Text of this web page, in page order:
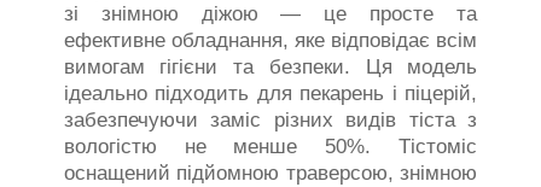
зі знімною діжою — це просте та
ефективне обладнання, яке відповідає всім
вимогам гігієни та безпеки. Ця модель
ідеально підходить для пекарень і піцерій,
забезпечуючи заміс різних видів тіста з
вологістю не менше 50%. Тістоміс
оснащений підйомною траверсою, знімною